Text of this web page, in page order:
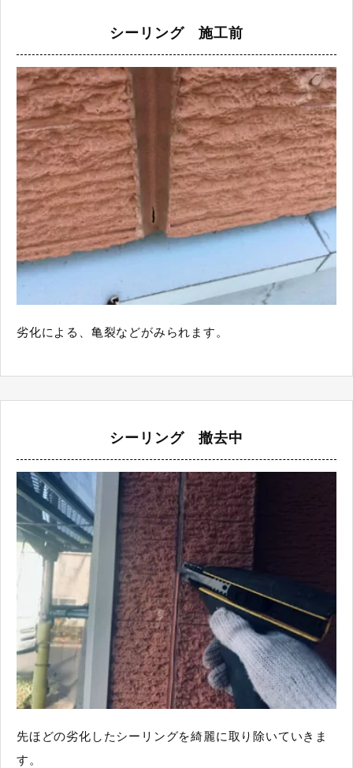
シーリング 施工前
劣化による、亀裂などがみられます。
シーリング 撤去中
先ほどの劣化したシーリングを綺麗に取り除いていきま
す。